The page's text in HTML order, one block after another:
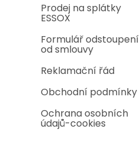
Prodej na splátky
ESSOX
Formulář odstoupení
od smlouvy
Reklamační řád
Obchodní podmínky
Ochrana osobních
údajů-cookies